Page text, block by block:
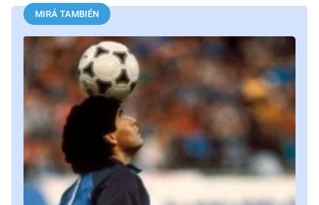
MIRÁ TAMBIÉN